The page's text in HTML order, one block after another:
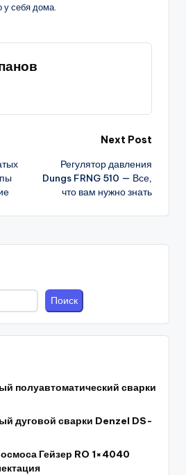
у себя дома.
Next Post
Регулятор давления
Dungs FRNG 510 — Все,
что вам нужно знать
Поиск
полуавтоматический сварки
дуговой сварки Denzel DS-
Гейзер RO 1×4040